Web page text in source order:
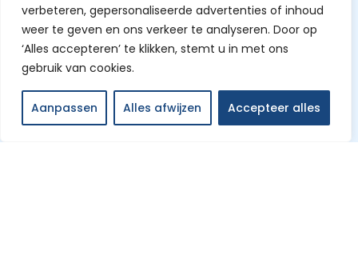
verbeteren, gepersonaliseerde advertenties of inhoud
weer te geven en ons verkeer te analyseren. Door op
‘Alles accepteren’ te klikken, stemt u in met ons
gebruik van cookies.
Aanpassen Alles afwijzen Accepteer alles